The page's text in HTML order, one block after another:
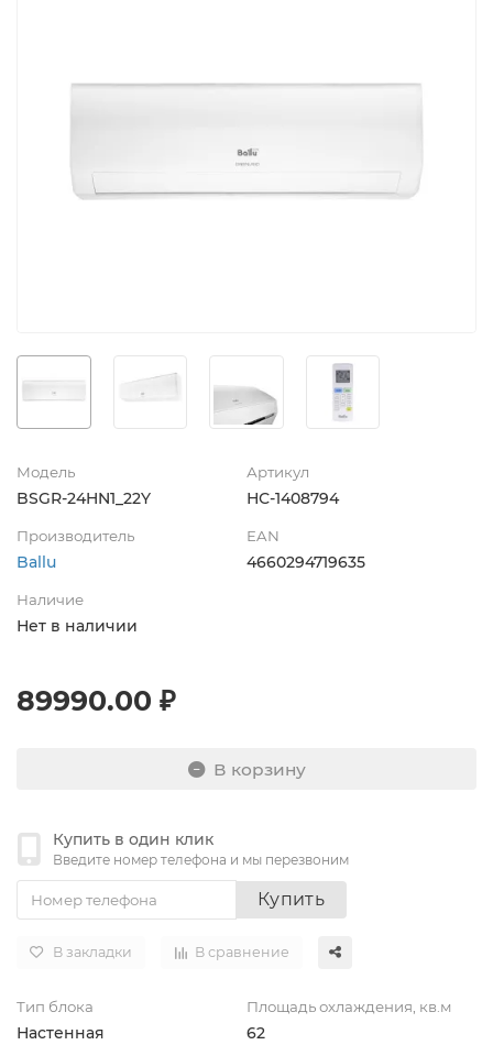
Модель
BSGR-24HN1_22Y
Артикул
НС-1408794
Производитель
Ballu
EAN
4660294719635
Наличие
Нет в наличии
89990.00 ₽
В корзину
Купить в один клик
Введите номер телефона и мы перезвоним
Купить
В закладки В сравнение
Тип блока
Настенная
Площадь охлаждения, кв.м
62